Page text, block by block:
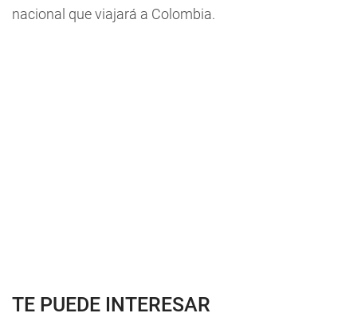
nacional que viajará a Colombia.
TE PUEDE INTERESAR